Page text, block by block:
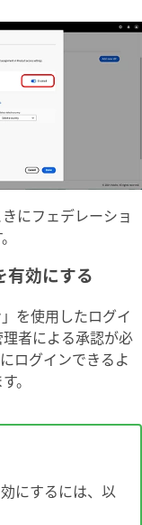
にフェデレーショ
効にする
を使用したログイ
者による承認が必
ログインできるよ
。
にするには、以